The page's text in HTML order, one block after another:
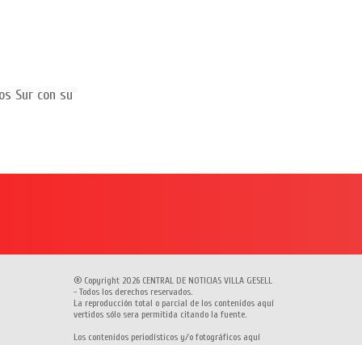
Sur con su
® Copyright 2026 CENTRAL DE NOTICIAS VILLA GESELL
- Todos los derechos reservados.
La reproducción total o parcial de los contenidos aquí
vertidos sólo sera permitida citando la fuente.
Los contenidos periodísticos y/o fotográficos aquí